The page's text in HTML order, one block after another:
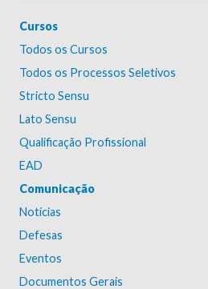
Cursos
Todos os Cursos
Todos os Processos Seletivos
Stricto Sensu
Lato Sensu
Qualificação Profissional
EAD
Comunicação
Notícias
Defesas
Eventos
Documentos Gerais